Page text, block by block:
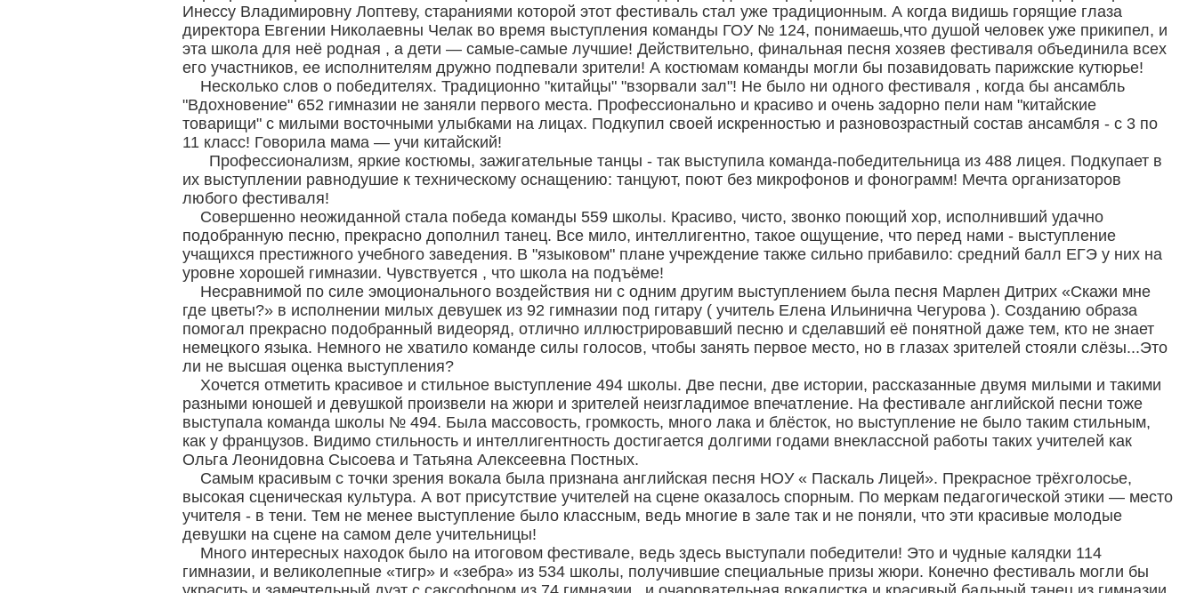
Инессу Владимировну Лоптеву, стараниями которой этот фестиваль стал уже традиционным. А когда видишь горящие глаза
директора Евгении Николаевны Челак во время выступления команды ГОУ № 124, понимаешь,что душой человек уже прикипел, и
эта школа для неё родная , а дети — самые-самые лучшие! Действительно, финальная песня хозяев фестиваля объединила всех
его участников, ее исполнителям дружно подпевали зрители! А костюмам команды могли бы позавидовать парижские кутюрье!
Несколько слов о победителях. Традиционно "китайцы" "взорвали зал"! Не было ни одного фестиваля , когда бы ансамбль
"Вдохновение" 652 гимназии не заняли первого места. Профессионально и красиво и очень задорно пели нам "китайские
товарищи" с милыми восточными улыбками на лицах. Подкупил своей искренностью и разновозрастный состав ансамбля - с 3 по
11 класс! Говорила мама — учи китайский!
Профессионализм, яркие костюмы, зажигательные танцы - так выступила команда-победительница из 488 лицея. Подкупает в
их выступлении равнодушие к техническому оснащению: танцуют, поют без микрофонов и фонограмм! Мечта организаторов
любого фестиваля!
Совершенно неожиданной стала победа команды 559 школы. Красиво, чисто, звонко поющий хор, исполнивший удачно
подобранную песню, прекрасно дополнил танец. Все мило, интеллигентно, такое ощущение, что перед нами - выступление
учащихся престижного учебного заведения. В "языковом" плане учреждение также сильно прибавило: средний балл ЕГЭ у них на
уровне хорошей гимназии. Чувствуется , что школа на подъёме!
Несравнимой по силе эмоционального воздействия ни с одним другим выступлением была песня Марлен Дитрих «Скажи мне
где цветы?» в исполнении милых девушек из 92 гимназии под гитару ( учитель Елена Ильинична Чегурова ). Созданию образа
помогал прекрасно подобранный видеоряд, отлично иллюстрировавший песню и сделавший её понятной даже тем, кто не знает
немецкого языка. Немного не хватило команде силы голосов, чтобы занять первое место, но в глазах зрителей стояли слёзы...Это
ли не высшая оценка выступления?
Хочется отметить красивое и стильное выступление 494 школы. Две песни, две истории, рассказанные двумя милыми и такими
разными юношей и девушкой произвели на жюри и зрителей неизгладимое впечатление. На фестивале английской песни тоже
выступала команда школы № 494. Была массовость, громкость, много лака и блёсток, но выступление не было таким стильным,
как у французов. Видимо стильность и интеллигентность достигается долгими годами внеклассной работы таких учителей как
Ольга Леонидовна Сысоева и Татьяна Алексеевна Постных.
Самым красивым с точки зрения вокала была признана английская песня НОУ « Паскаль Лицей». Прекрасное трёхголосье,
высокая сценическая культура. А вот присутствие учителей на сцене оказалось спорным. По меркам педагогической этики — место
учителя - в тени. Тем не менее выступление было классным, ведь многие в зале так и не поняли, что эти красивые молодые
девушки на сцене на самом деле учительницы!
Много интересных находок было на итоговом фестивале, ведь здесь выступали победители! Это и чудные калядки 114
гимназии, и великолепные «тигр» и «зебра» из 534 школы, получившие специальные призы жюри. Конечно фестиваль могли бы